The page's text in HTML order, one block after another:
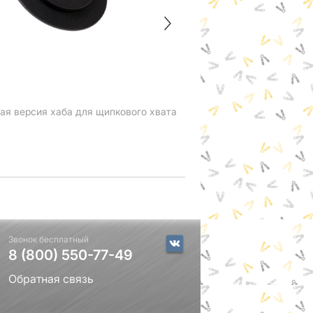
версия хаба для щипкового хвата
Удержать такой шар
900
Звонок бесплатный
8 (800) 550-77-49
Обратная связь